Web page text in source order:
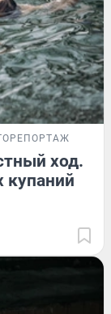
ход.
купаний